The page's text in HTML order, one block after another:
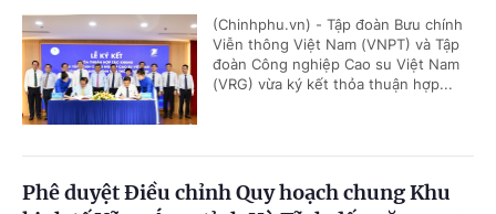
(Chinhphu.vn) - Tập đoàn Bưu chính
Viễn thông Việt Nam (VNPT) và Tập
đoàn Công nghiệp Cao su Việt Nam
(VRG) vừa ký kết thỏa thuận hợp...
Phê duyệt Điều chỉnh Quy hoạch chung Khu